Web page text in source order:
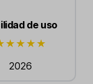
de uso
2026